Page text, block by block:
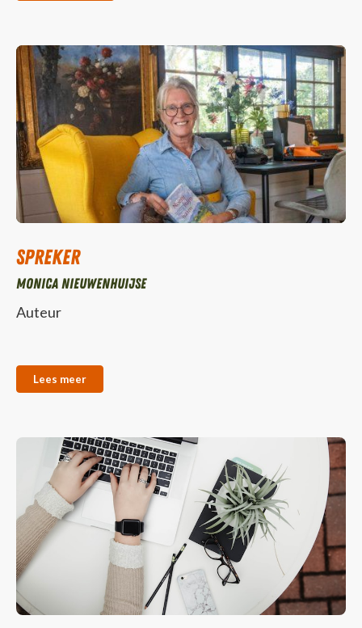
Spreker
Monica Nieuwenhuijse
Auteur
Lees meer